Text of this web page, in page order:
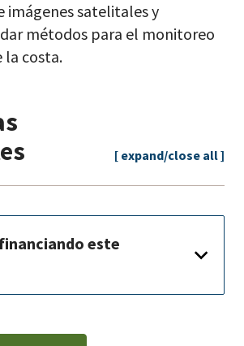
imágenes satelitales y
métodos para el monitoreo
la costa.
[ expand/close all ]
este